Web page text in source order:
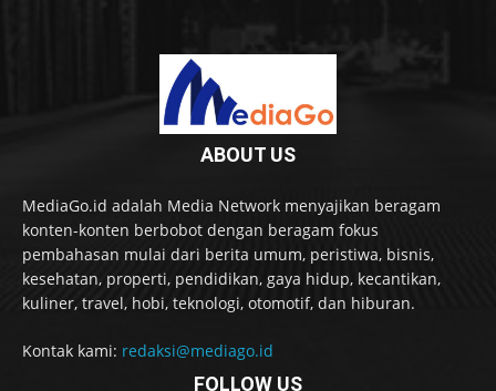
ABOUT US
MediaGo.id adalah Media Network menyajikan beragam
konten-konten berbobot dengan beragam fokus
pembahasan mulai dari berita umum, peristiwa, bisnis,
kesehatan, properti, pendidikan, gaya hidup, kecantikan,
kuliner, travel, hobi, teknologi, otomotif, dan hiburan.
Kontak kami: redaksi@mediago.id
FOLLOW US